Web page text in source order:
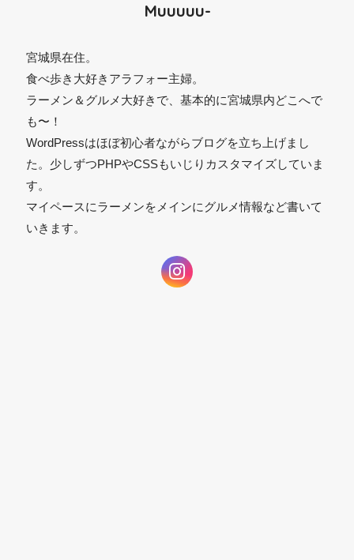
Muuuuu-
宮城県在住。
食べ歩き大好きアラフォー主婦。
ラーメン＆グルメ大好きで、基本的に宮城県内どこへで
も〜！
WordPressはほぼ初心者ながらブログを立ち上げまし
た。少しずつPHPやCSSもいじりカスタマイズしていま
す。
マイペースにラーメンをメインにグルメ情報など書いて
いきます。